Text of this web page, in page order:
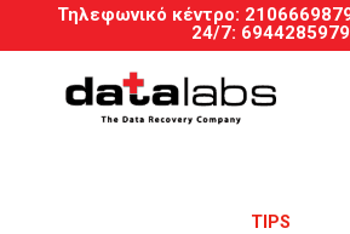
Τηλεφωνικό κέντρο:
24/7: 6944285979
TIPS